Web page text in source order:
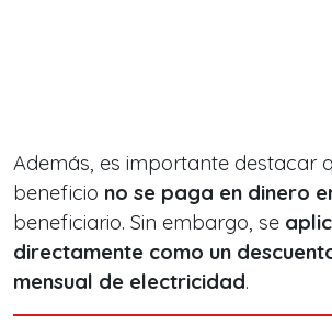
Además, es importante destacar
beneficio no se paga en dinero
beneficiario. Sin embargo, se
directamente como un
mensual de electricidad.